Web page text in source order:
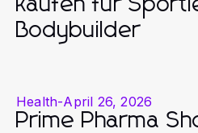
kaufen für
Bodybuilder
Health-April 26, 2026
Prime Pharma